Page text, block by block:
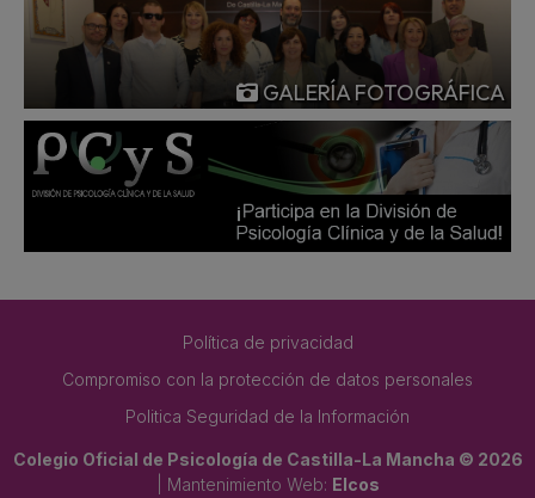
GALERÍA FOTOGRÁFICA
Política de privacidad
Compromiso con la protección de datos personales
Politica Seguridad de la Información
Colegio Oficial de Psicología de Castilla-La Mancha © 2026
| Mantenimiento Web: Elcos